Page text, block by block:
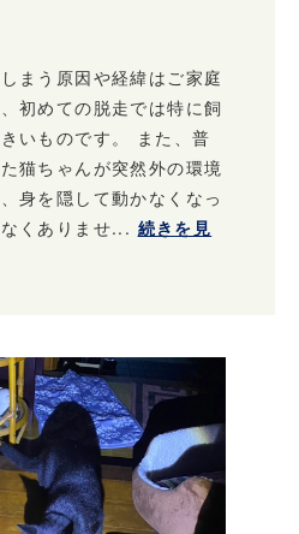
まう原因や経緯はご家庭
初めての脱走では特に飼
いものです。 また、普
猫ちゃんが突然外の環境
身を隠して動かなくなっ
くありませ... 続きを見